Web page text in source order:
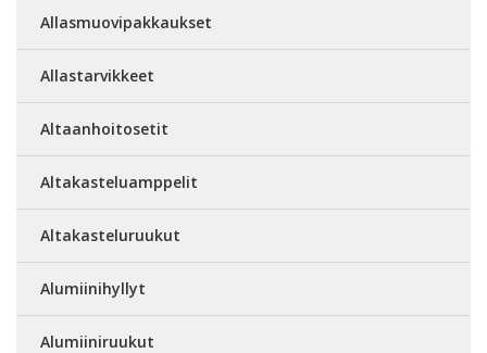
Allasmuovipakkaukset
Allastarvikkeet
Altaanhoitosetit
Altakasteluamppelit
Altakasteluruukut
Alumiinihyllyt
Alumiiniruukut